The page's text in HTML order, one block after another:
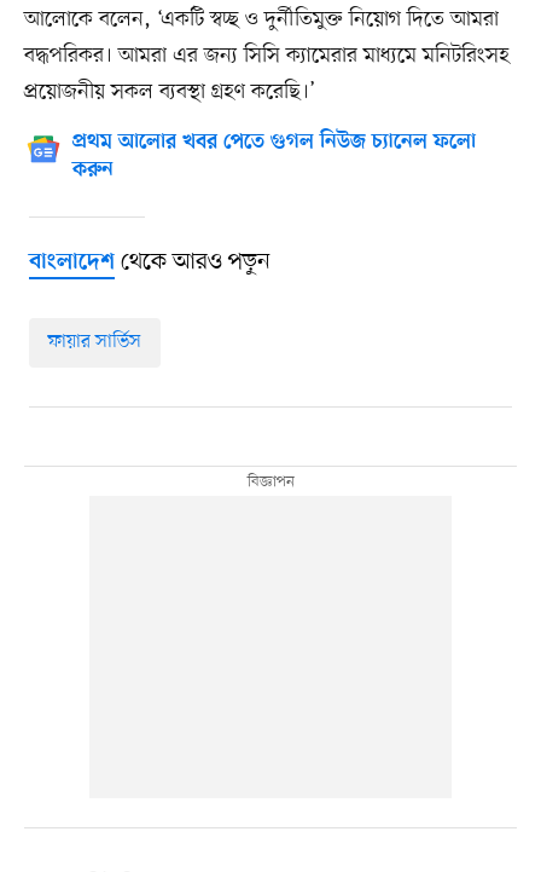
আলোকে বলেন, ‘একটি স্বচ্ছ ও দুর্নীতিমুক্ত নিয়োগ দিতে আমরা
বদ্ধপরিকর। আমরা এর জন্য সিসি ক্যামেরার মাধ্যমে মনিটরিংসহ
প্রয়োজনীয় সকল ব্যবস্থা গ্রহণ করেছি।’
প্রথম আলোর খবর পেতে গুগল নিউজ চ্যানেল ফলো
করুন
বাংলাদেশথেকে আরও পড়ুন
ফায়ার সার্ভিস